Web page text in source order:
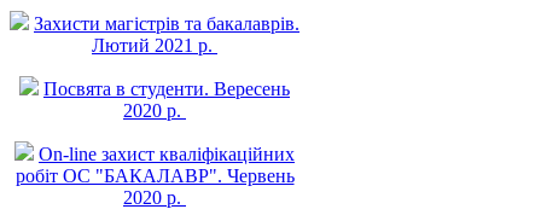
Захисти магістрів та бакалаврів.
Лютий 2021 р.
Посвята в студенти. Вересень
2020 р.
On-line захист квалiфiкацiйних
робiт ОС "БАКАЛАВР". Червень
2020 р.